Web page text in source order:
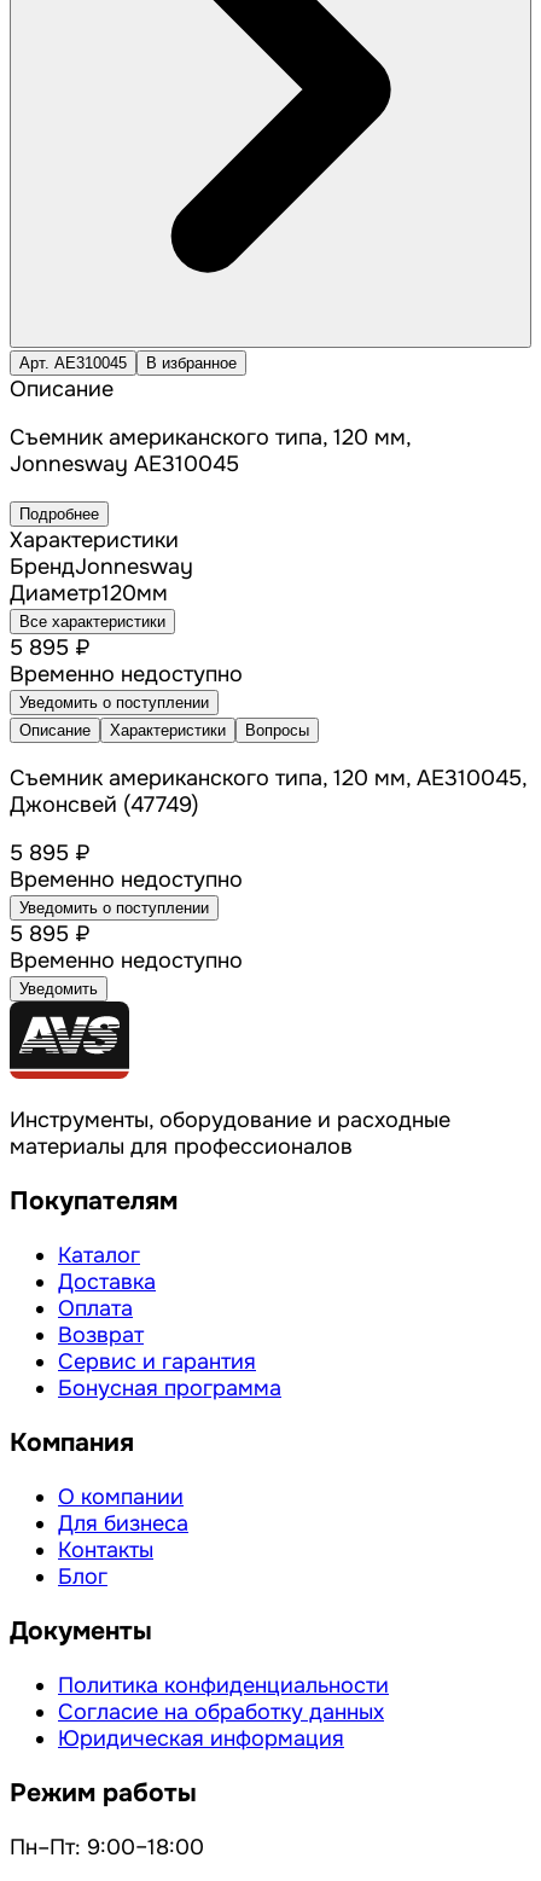
Арт. AE310045 В избранное
Описание
Съемник американского типа, 120 мм,
Jonnesway AE310045
Подробнее
Характеристики
БрендJonnesway
Диаметр120мм
Все характеристики
5 895 ₽
Временно недоступно
Уведомить о поступлении
Описание
Характеристики Вопросы
Съемник американского типа, 120 мм, AE310045,
Джонсвей (47749)
5 895 ₽
Временно недоступно
Уведомить о поступлении
5 895 ₽
Временно недоступно
Уведомить
Инструменты, оборудование и расходные
материалы для профессионалов
Покупателям
Каталог
Доставка
Оплата
Возврат
Сервис и гарантия
Бонусная программа
Компания
О компании
Для бизнеса
Контакты
Блог
Документы
Политика конфиденциальности
Согласие на обработку данных
Юридическая информация
Режим работы
Пн–Пт: 9:00–18:00